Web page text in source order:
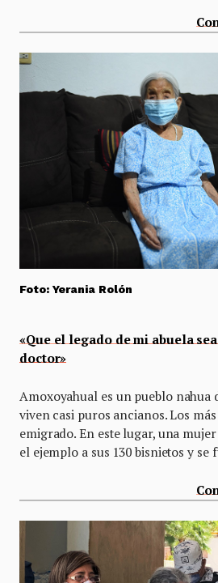
Foto: Yerania Rolón
«Que el legado de mi abuela
doctor»
Amoxoyahual es un pueblo nahua
viven casi puros ancianos. Los
emigrado. En este lugar, una
el ejemplo a sus 130 bisnietos y se